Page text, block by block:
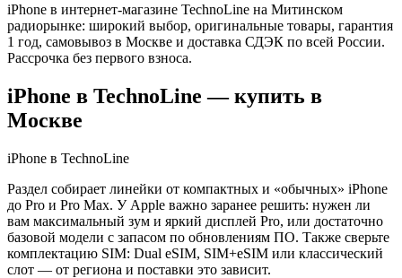
iPhone в интернет-магазине TechnoLine на Митинском
радиорынке: широкий выбор, оригинальные товары, гарантия
1 год, самовывоз в Москве и доставка СДЭК по всей России.
Рассрочка без первого взноса.
iPhone в TechnoLine — купить в
Москве
iPhone в TechnoLine
Раздел собирает линейки от компактных и «обычных» iPhone
до Pro и Pro Max. У Apple важно заранее решить: нужен ли
вам максимальный зум и яркий дисплей Pro, или достаточно
базовой модели с запасом по обновлениям ПО. Также сверьте
комплектацию SIM: Dual eSIM, SIM+eSIM или классический
слот — от региона и поставки это зависит.